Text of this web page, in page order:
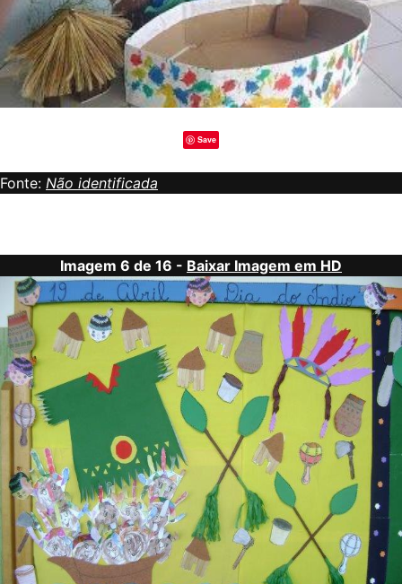
Save
Fonte: Não identificada
Imagem 6 de 16 - Baixar Imagem em HD